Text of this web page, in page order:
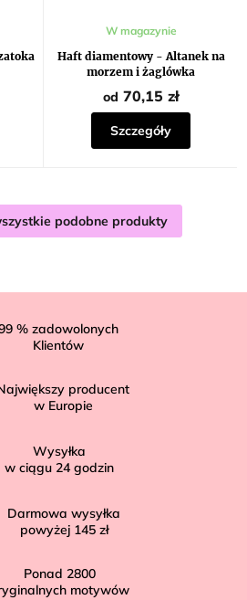
Haft diamentowy - Altanek na
morzem i żaglówka
W magazynie
od 70,15 zł
Szczegóły
podobne produkty
% zadowolonych
Klientów
producent
w Europie
Wysyłka
w ciągu 24 godzin
Darmowa wysyłka
powyżej 145 zł
Ponad 2800
motywów